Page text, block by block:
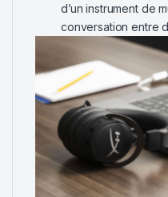
d’un instrument de
conversation entre